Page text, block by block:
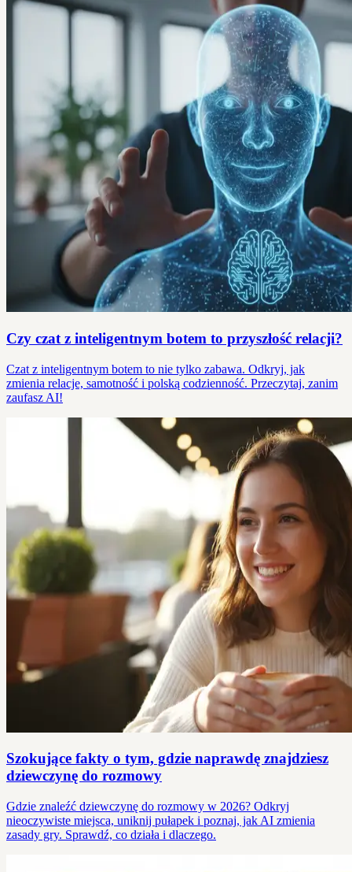
Czy czat z inteligentnym botem to przyszłość relacji?
Czat z inteligentnym botem to nie tylko zabawa. Odkryj, jak
zmienia relacje, samotność i polską codzienność. Przeczytaj, zanim
zaufasz AI!
Szokujące fakty o tym, gdzie naprawdę znajdziesz
dziewczynę do rozmowy
Gdzie znaleźć dziewczynę do rozmowy w 2026? Odkryj
nieoczywiste miejsca, uniknij pułapek i poznaj, jak AI zmienia
zasady gry. Sprawdź, co działa i dlaczego.